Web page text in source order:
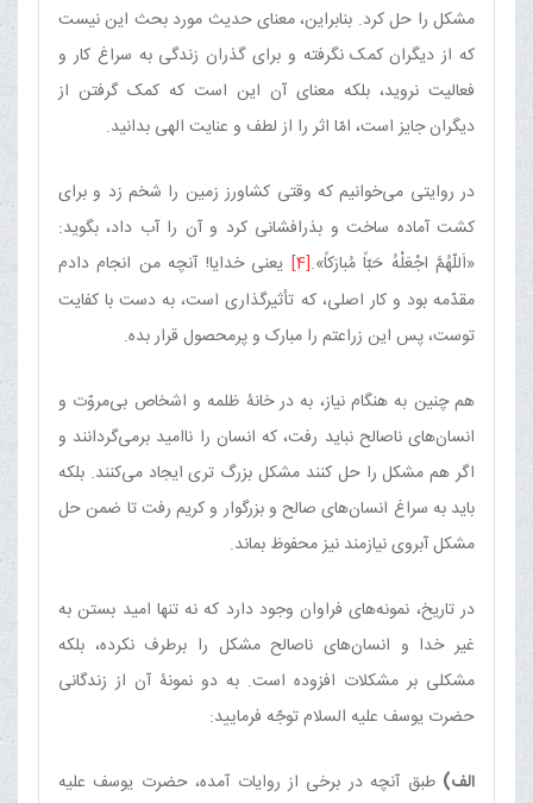
مشکل را حل کرد. بنابراین، معنای حدیث مورد بحث این نیست
که از دیگران کمک نگرفته و برای گذران زندگی به سراغ کار و
فعالیت نروید، بلکه معنای آن این است که کمک گرفتن از
دیگران جایز است، امّا اثر را از لطف و عنایت الهی بدانید.
در روایتی می‌خوانیم که وقتی کشاورز زمین را شخم زد و برای
کشت آماده ساخت و بذرافشانی کرد و آن را آب داد، بگوید:
«اَللّهُمَّ اجْعَلْهُ حَبّاً مُبارَکاً».[4] یعنی خدایا! آنچه من انجام دادم
مقدّمه بود و کار اصلی، که تأثیرگذاری است، به دست با کفایت
توست، پس این زراعتم را مبارک و پرمحصول قرار بده.
هم چنین به هنگام نیاز، به در خانۀ ظلمه و اشخاص بی‌مروّت و
انسان‌های ناصالح نباید رفت، که انسان را ناامید برمی‌گردانند و
اگر هم مشکل را حل کنند مشکل بزرگ تری ایجاد می‌کنند. بلکه
باید به سراغ انسان‌های صالح و بزرگوار و کریم رفت تا ضمن حل
مشکل آبروی نیازمند نیز محفوظ بماند.
در تاریخ، نمونه‌های فراوان وجود دارد که نه تنها امید بستن به
غیر خدا و انسان‌های ناصالح مشکل را برطرف نکرده، بلکه
مشکلی بر مشکلات افزوده است. به دو نمونۀ آن از زندگانی
حضرت یوسف علیه السلام توجّه فرمایید:
الف) طبق آنچه در برخی از روایات آمده، حضرت یوسف علیه